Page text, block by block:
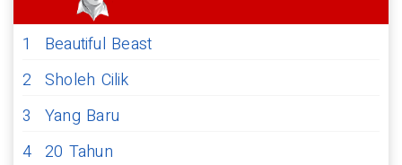
1
Beautiful Beast
2 Sholeh Cilik
3
Yang Baru
4 20 Tahun